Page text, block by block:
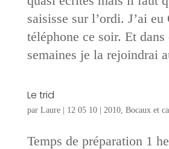
saisisse sur l’ordi. J’ai
téléphone ce soir. Et dans
semaines je la rejoindrai
Le trid
par Laure| 12 05 10| 2010, Bocaux et
Temps de préparation 1